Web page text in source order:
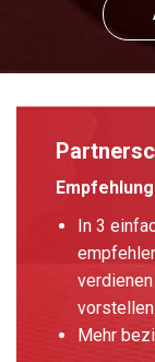
In 3
vorstellen.
Mehr